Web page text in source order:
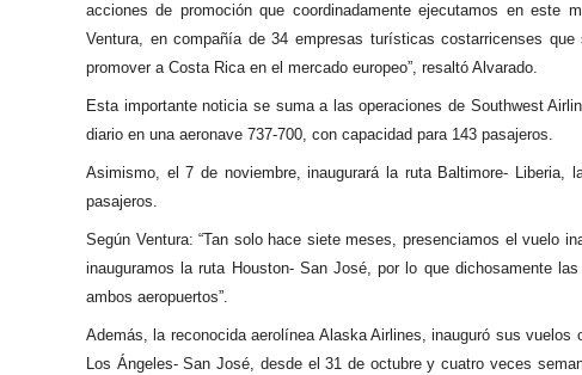
acciones de promoción que coordinadamente ejecutamos en
Ventura, en compañía de 34 empresas turísticas costarricenses
promover a Costa Rica en el mercado europeo”, resaltó Alvarado.
Esta importante noticia se suma a las operaciones de Southwest
diario en una aeronave 737-700, con capacidad para 143 pasajeros.
Asimismo, el 7 de noviembre, inaugurará la ruta Baltimore- Liberia,
pasajeros.
Según Ventura: “Tan solo hace siete meses, presenciamos el vuelo
inauguramos la ruta Houston- San José, por lo que dichosamente
ambos aeropuertos”.
Además, la reconocida aerolínea Alaska Airlines, inauguró sus
Los Ángeles- San José, desde el 31 de octubre y cuatro veces